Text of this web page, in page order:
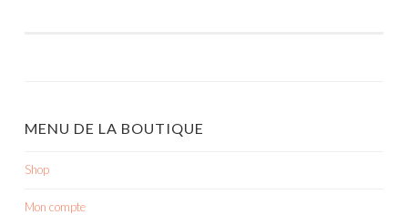
MENU DE LA BOUTIQUE
Shop
Mon compte